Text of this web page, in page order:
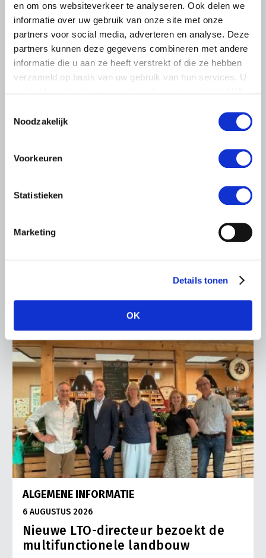
en om ons websiteverkeer te analyseren. Ook delen we
informatie over uw gebruik van onze site met onze
partners voor social media, adverteren en analyse. Deze
partners kunnen deze gegevens combineren met andere
informatie die u aan ze heeft verstrekt of die ze hebben
verzameld op basis van uw gebruik van hun services. U
Noodzakelijk
Voorkeuren
Statistieken
Marketing
Details tonen
OK
LTO LOBBY
Kamerlid Goudzwaard (JA21)
Súdwest-Fryslân
Ronald Oenema op het melkveebedrijf van Jolmer de
ALGEMENE INFORMATIE
6 AUGUSTUS 2026
Nieuwe LTO-directeur bezoekt de
multifunctionele landbouw